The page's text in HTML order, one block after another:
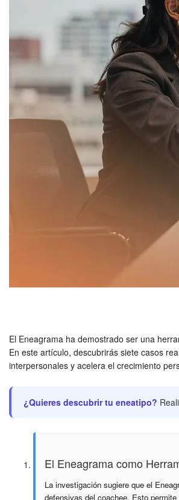
El Eneagrama ha demostrado ser una
En este artículo, descubrirás siete casos
interpersonales y acelera el crecimiento
¿Quieres descubrir tu eneatipo?
El Eneagrama como
La investigación sugiere que el
defensivas del coachee. Esto